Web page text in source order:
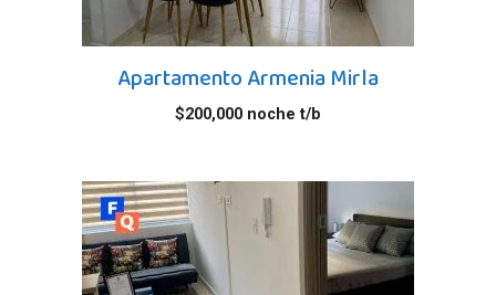
Apartamento Armenia Mirla
$200,000 noche t/b